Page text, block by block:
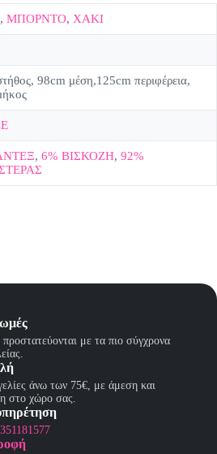
, ΜΠΟΡΝΤΟ, ΧΑΚΙ
98cm μέση,125cm περιφέρεια,
, 6% ΒΙΣΚΟΖΗ, 92%
με τα πιο σύγχρονα
άνω των 75€, με άμεση και
στο χώρο σας.